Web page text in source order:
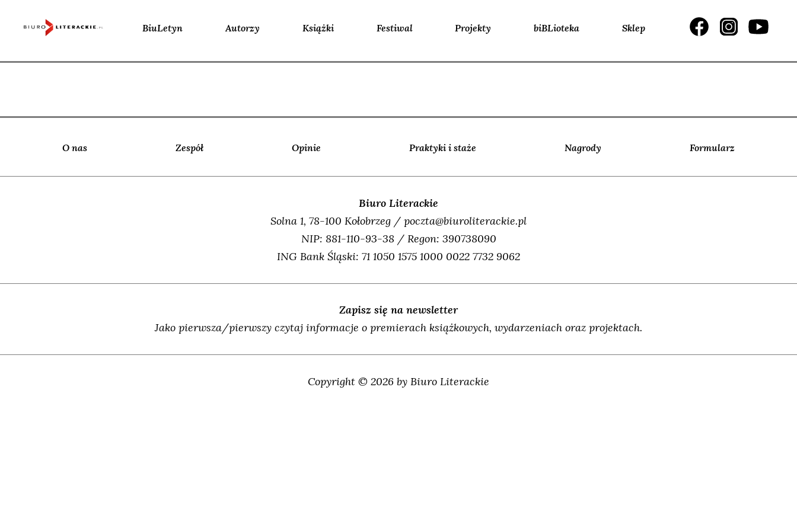
BiuLetyn Autorzy Książki Festiwal Projekty biBLioteka Sklep
content
O nas Zespół Opinie Praktyki i staże Nagrody Formularz
Biuro Literackie
Solna 1, 78-100 Kołobrzeg / poczta@biuroliterackie.pl
NIP: 881-110-93-38 / Regon: 390738090
ING Bank Śląski: 71 1050 1575 1000 0022 7732 9062
Zapisz się na newsletter
Jako pierwsza/pierwszy czytaj informacje o premierach książkowych, wydarzeniach oraz projektach.
Copyright © 2026 by Biuro Literackie